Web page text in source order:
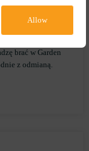
brać w Garden
z odmianą.
Allow